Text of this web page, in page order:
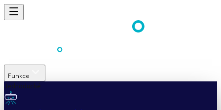
Funkce
Jednoduché